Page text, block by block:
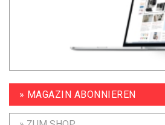
» MAGAZIN ABONNIEREN